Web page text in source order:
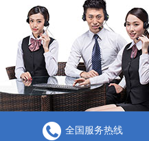
淋雨试验箱注意事项
全国服务热线